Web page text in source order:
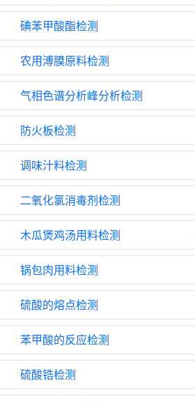
碘苯甲酸酯检测
农用溥膜原料检测
气相色谱分析峰分析检测
防火板检测
调味汁料检测
二氧化氯消毒剂检测
木瓜煲鸡汤用料检测
锅包肉用料检测
硫酸的熔点检测
苯甲酸的反应检测
硫酸锆检测